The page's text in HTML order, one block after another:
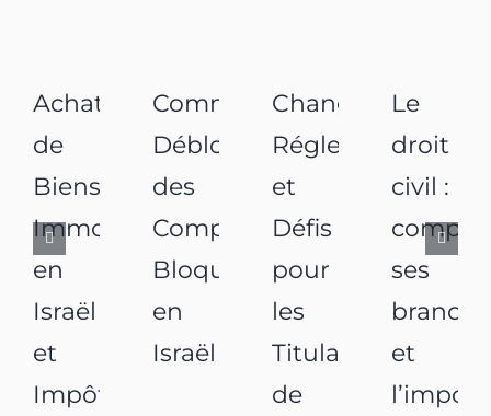
Achats
de
Biens
Immobiliers
en
Israël
et
Impôts
Comment
Débloquer
des
Comptes
Bloqués
en
Israël
Changements
Réglementaires
et
Défis
pour
les
Titulaires
de
Le
droit
civil :
ses
et